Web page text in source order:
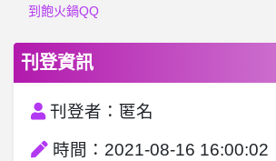
到飽火鍋QQ
刊登資訊
刊登者：匿名
時間：2021-08-16 16:00:02